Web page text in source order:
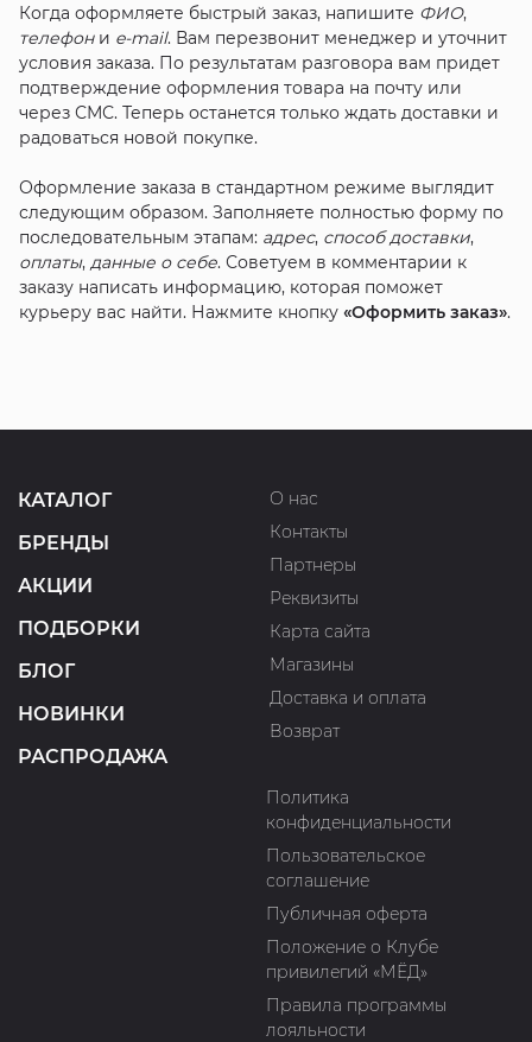
Когда оформляете быстрый заказ, напишите ФИО,
телефони e-mail. Вам перезвонит менеджер и уточнит
условия заказа. По результатам разговора вам придет
подтверждение оформления товара на почту или
через СМС. Теперь останется только ждать доставки и
радоваться новой покупке.
Оформление заказа в стандартном режиме выглядит
следующим образом. Заполняете полностью форму по
последовательным этапам: адрес, способ доставки,
оплаты, данные о себе. Советуем в комментарии к
заказу написать информацию, которая поможет
курьеру вас найти. Нажмите кнопку «Оформить заказ».
КАТАЛОГ
БРЕНДЫ
АКЦИИ
ПОДБОРКИ
БЛОГ
НОВИНКИ
РАСПРОДАЖА
О нас
Контакты
Партнеры
Реквизиты
Карта сайта
Магазины
Доставка и оплата
Возврат
Политика
конфиденциальности
Пользовательское
соглашение
Публичная оферта
Положение о Клубе
привилегий «МЁД»
Правила программы
лояльности